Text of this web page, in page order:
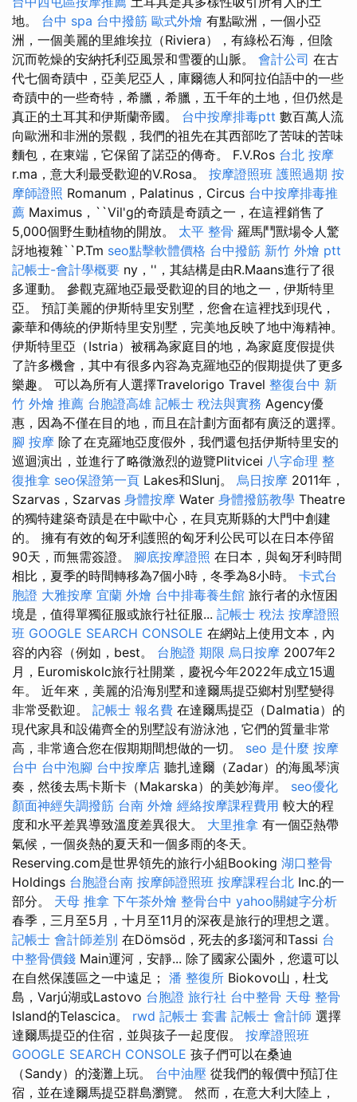
地。 台中 spa 台中撥筋 歐式外燴 有點歐洲，一個小亞
洲，一個美麗的里維埃拉（Riviera），有綠松石海，但陰
沉而乾燥的安納托利亞風景和雪覆的山脈。 會計公司 在古
代七個奇蹟中，亞美尼亞人，庫爾德人和阿拉伯語中的一些
奇蹟中的一些奇特，希臘，希臘，五千年的土地，但仍然是
真正的土耳其和伊斯蘭帝國。 台中按摩排毒ptt 數百萬人流
向歐洲和非洲的景觀，我們的祖先在其西部吃了苦味的苦味
麵包，在東端，它保留了諾亞的傳奇。 F.V.Ros 台北 按摩
r.ma，意大利最受歡迎的V.Rosa。 按摩證照班 護照過期 按
摩師證照 Romanum，Palatinus，Circus 台中按摩排毒推
薦 Maximus，``Vil'g的奇蹟是奇蹟之一，在這裡銷售了
5,000個野生動植物的開放。 太平 整骨 羅馬鬥獸場令人驚
訝地複雜``P.Tm seo點擊軟體價格 台中撥筋 新竹 外燴 ptt
記帳士-會計學概要 ny，''，其結構是由R.Maans進行了很
多運動。 參觀克羅地亞最受歡迎的目的地之一，伊斯特里
亞。 預訂美麗的伊斯特里安別墅，您會在這裡找到現代，
豪華和傳統的伊斯特里安別墅，完美地反映了地中海精神。
伊斯特里亞（Istria）被稱為家庭目的地，為家庭度假提供
了許多機會，其中有很多內容為克羅地亞的假期提供了更多
樂趣。 可以為所有人選擇Travelorigo Travel 整復台中 新
竹 外燴 推薦 台胞證高雄 記帳士 稅法與實務 Agency優
惠，因為不僅在目的地，而且在計劃方面都有廣泛的選擇。
腳 按摩 除了在克羅地亞度假外，我們還包括伊斯特里安的
巡迴演出，並進行了略微激烈的遊覽Plitvicei 八字命理 整
復推拿 seo保證第一頁 Lakes和Slunj。 烏日按摩 2011年，
Szarvas，Szarvas 身體按摩 Water 身體撥筋教學 Theatre
的獨特建築奇蹟是在中歐中心，在貝克斯縣的大門中創建
的。 擁有有效的匈牙利護照的匈牙利公民可以在日本停留
90天，而無需簽證。 腳底按摩證照 在日本，與匈牙利時間
相比，夏季的時間轉移為7個小時，冬季為8小時。 卡式台
胞證 大雅按摩 宜蘭 外燴 台中排毒養生館 旅行者的永恆困
境是，值得單獨征服或旅行社征服... 記帳士 稅法 按摩證照
班 GOOGLE SEARCH CONSOLE 在網站上使用文本，內
容的內容（例如，best。 台胞證 期限 烏日按摩 2007年2
月，Euromiskolc旅行社開業，慶祝今年2022年成立15週
年。 近年來，美麗的沿海別墅和達爾馬提亞鄉村別墅變得
非常受歡迎。 記帳士 報名費 在達爾馬提亞（Dalmatia）的
現代家具和設備齊全的別墅設有游泳池，它們的質量非常
高，非常適合您在假期期間想做的一切。 seo 是什麼 按摩
台中 台中泡腳 台中按摩店 聽扎達爾（Zadar）的海風琴演
奏，然後去馬卡斯卡（Makarska）的美妙海岸。 seo優化
顏面神經失調撥筋 台南 外燴 經絡按摩課程費用 較大的程
度和水平差異導致溫度差異很大。 大里推拿 有一個亞熱帶
氣候，一個炎熱的夏天和一個多雨的冬天。
Reserving.com是世界領先的旅行小組Booking 湖口整骨
Holdings 台胞證台南 按摩師證照班 按摩課程台北 Inc.的一
部分。 天母 推拿 下午茶外燴 整骨台中 yahoo關鍵字分析
春季，三月至5月，十月至11月的深夜是旅行的理想之選。
記帳士 會計師差別 在Dömsöd，死去的多瑙河和Tassi 台
中整骨價錢 Main運河，安靜... 除了國家公園外，您還可以
在自然保護區之一中遠足； 潘 整復所 Biokovo山，杜戈
島，Varjú湖或Lastovo 台胞證 旅行社 台中整骨 天母 整骨
Island的Telascica。 rwd 記帳士 套書 記帳士 會計師 選擇
達爾馬提亞的住宿，並與孩子一起度假。 按摩證照班
GOOGLE SEARCH CONSOLE 孩子們可以在桑迪
（Sandy）的淺灘上玩。 台中油壓 從我們的報價中預訂住
宿，並在達爾馬提亞群島瀏覽。 然而，在意大利大陸上，